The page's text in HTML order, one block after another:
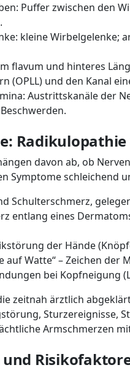
Puffer zwischen den
kleine Wirbelgelenke;
flavum und hinteres
(OPLL) und den Kanal
Austrittskanäle der
davon ab, ob
Symptome schleichend
Schulterschmerz,
entlang eines
der Hände
auf Watte“ – Zeichen der
bei Kopfneigung
zeitnah ärztlich
Sturzereignisse,
Armschmerzen
und